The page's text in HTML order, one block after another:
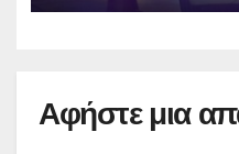
Αφήστε μια